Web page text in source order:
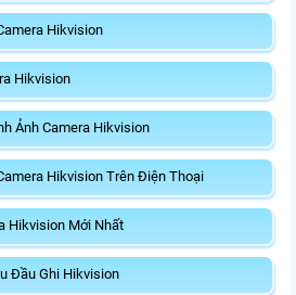
Hikvision
Hikvision
Ảnh Camera Hikvision
Hikvision Trên Điện Thoại
Hikvision Mới Nhất
Đầu Ghi Hikvision